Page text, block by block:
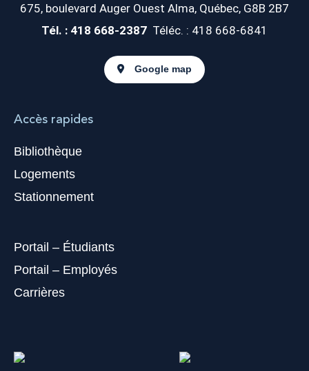
675, boulevard Auger Ouest Alma, Québec, G8B 2B7
Tél. : 418 668-2387 Téléc. : 418 668-6841
Google map
Accès rapides
Bibliothèque
Logements
Stationnement
Portail – Étudiants
Portail – Employés
Carrières